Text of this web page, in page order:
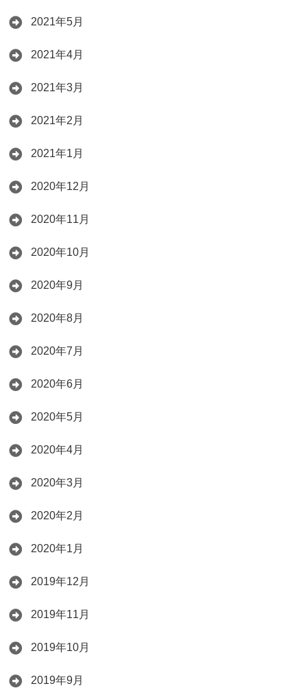
2021年5月
2021年4月
2021年3月
2021年2月
2021年1月
2020年12月
2020年11月
2020年10月
2020年9月
2020年8月
2020年7月
2020年6月
2020年5月
2020年4月
2020年3月
2020年2月
2020年1月
2019年12月
2019年11月
2019年10月
2019年9月